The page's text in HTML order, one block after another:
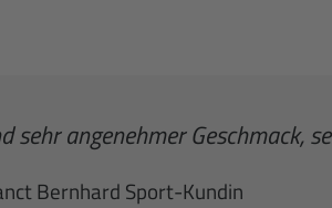
sehr angenehmer Geschmack,
Bernhard Sport-Kundin